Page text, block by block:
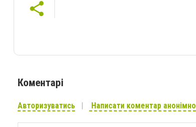
Коментарі
Авторизуватись Написати коментар анонімно